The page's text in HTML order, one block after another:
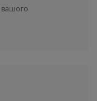
вашого